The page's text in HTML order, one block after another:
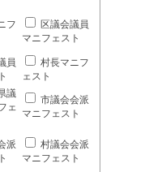
フ
区議会議員
マニフェスト
員
村長マニフ
ェスト
議
ェ
市議会会派
マニフェスト
派
村議会会派
マニフェスト